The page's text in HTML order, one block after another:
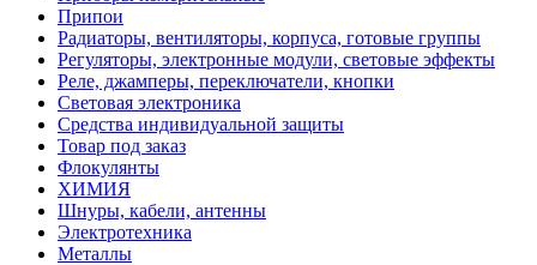
Припои
Радиаторы, вентиляторы, корпуса, готовые группы
Регуляторы, электронные модули, световые эффекты
Реле, джамперы, переключатели, кнопки
Световая электроника
Средства индивидуальной защиты
Товар под заказ
Флокулянты
ХИМИЯ
Шнуры, кабели, антенны
Электротехника
Металлы